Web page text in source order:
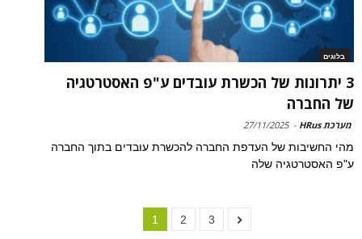
בלוגים
3 יתרונות של הכשרת עובדים ע"פ האסטרטגיה
של החברה
מערכת HRus -
27/11/2025
מהי החשיבות של העדפת החברה להכשרת עובדים בתוך החברה
ע"פ האסטרטגיה שלה
1 2 3